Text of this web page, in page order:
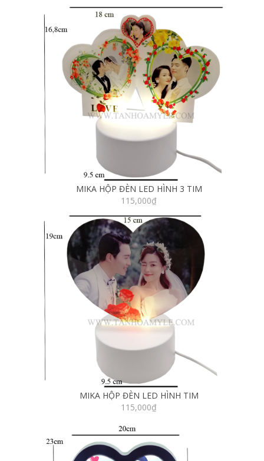
MIKA HỘP ĐÈN LED HÌNH 3 TIM
115,000₫
MIKA HỘP ĐÈN LED HÌNH TIM
115,000₫